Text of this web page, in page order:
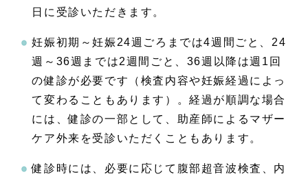
日に受診いただきます。
妊娠初期～妊娠24週ごろまでは4週間ごと、24
週～36週までは2週間ごと、36週以降は週1回
の健診が必要です（検査内容や妊娠経過によっ
て変わることもあります）。経過が順調な場合
には、健診の一部として、助産師によるマザー
ケア外来を受診いただくこともあります。
健診時には、必要に応じて腹部超音波検査、内